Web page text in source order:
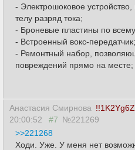
- Электрошоковое
телу разряд тока;
- Броневые пластины по
- Встроенный вокс-передатчик;
- Ремонтный набор,
повреждений прямо на месте;
Анастасия Смирнова
20:00:52
#7 №221269
>>221268
Ходи. Уже. У меня нет